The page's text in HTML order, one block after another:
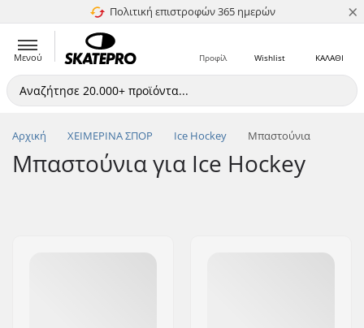
Πολιτική επιστροφών 365 ημερών
4.8 στα 5 ×
Μενού ΚΑΛΑΘΙ
Wishlist
Προφίλ
Αρχική ΧΕΙΜΕΡΙΝΑ ΣΠΟΡ Ice Hockey Μπαστούνια
Μπαστούνια για Ice Hockey